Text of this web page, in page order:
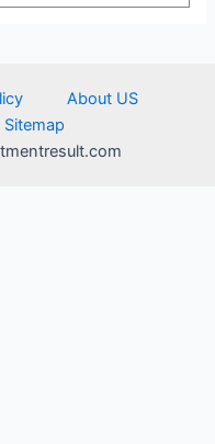
About US
Sitemap